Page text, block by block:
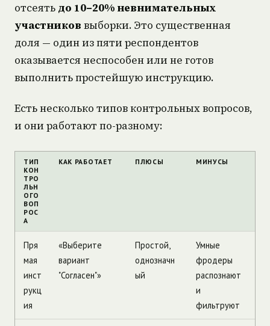
отсеять до 10–20% невнимательных
участников выборки. Это существенная
доля — один из пяти респондентов
оказывается неспособен или не готов
выполнить простейшую инструкцию.
Есть несколько типов контрольных вопросов,
и они работают по-разному:
ТИП
КОН
ТРО
ЛЬН
ОГО
ВОП
РОС
А
КАК РАБОТАЕТ ПЛЮСЫ МИНУСЫ
Пря
мая
инст
рукц
ия
«Выберите
вариант
"Согласен"»
Простой,
однозначн
ый
Умные
фродеры
распознают
и
фильтруют